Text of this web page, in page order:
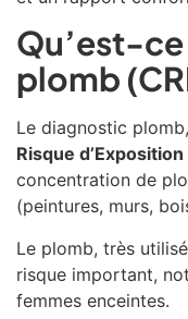
Qu’est-
plomb
Le diagnostic
Risque
concentration de
(peintures, murs,
Le plomb, très
risque important,
femmes enceintes.